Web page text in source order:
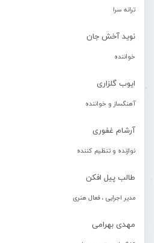
ترانه سرا
نوید آخش جان
خواننده
ایوب گلزاری
آهنگساز و خواننده
آرشام غفوری
نوازنده و تنظیم کننده
طالب پیل افکن
مدیر اجرایی ، فعال هنری
مهدی بهرامی